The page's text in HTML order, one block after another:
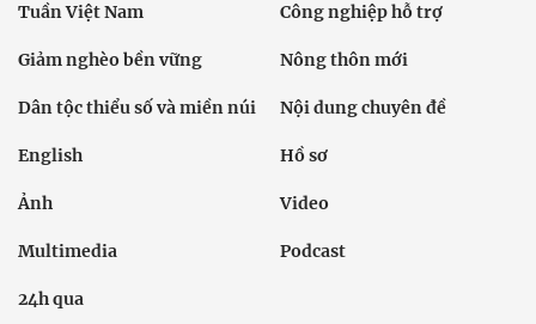
Tuần Việt Nam Công nghiệp hỗ trợ
Giảm nghèo bền vững Nông thôn mới
Dân tộc thiểu số và miền núi Nội dung chuyên đề
English Hồ sơ
Ảnh Video
Multimedia Podcast
24h qua